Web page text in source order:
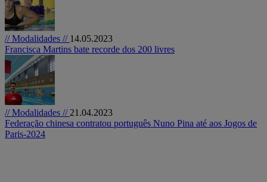
// Modalidades // 14.05.2023
Francisca Martins bate recorde dos 200 livres
// Modalidades // 21.04.2023
Federação chinesa contratou português Nuno Pina até aos Jogos de
Paris-2024